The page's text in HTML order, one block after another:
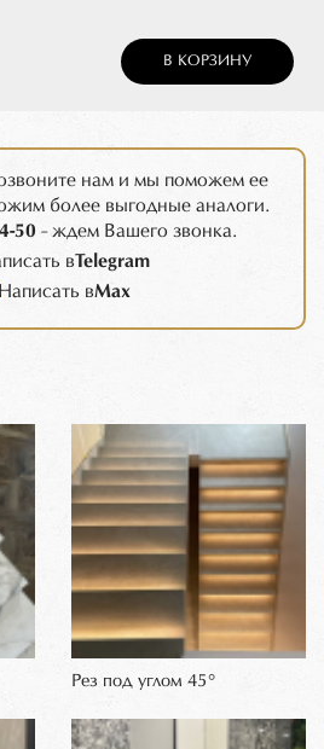
В КОРЗИНУ
нам и мы поможем ее
более выгодные аналоги.
50 - ждем Вашего звонка.
вTelegram
Написать вMax
Рез под углом 45°